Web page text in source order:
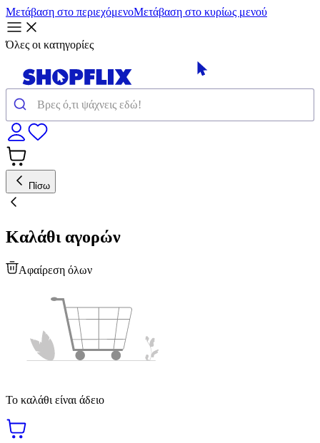
Μετάβαση στο περιεχόμενοΜετάβαση στο κυρίως μενού
Όλες οι κατηγορίες
Πίσω
Καλάθι αγορών
Αφαίρεση όλων
Το καλάθι είναι άδειο